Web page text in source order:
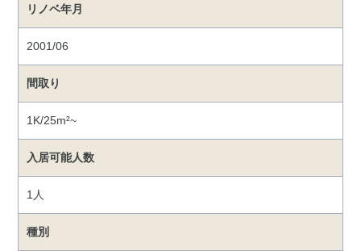
リノベ年月
2001/06
間取り
1K/25m²~
入居可能人数
1人
種別